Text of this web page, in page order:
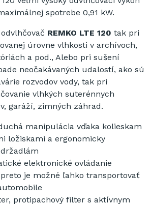
spotrebe 0,91 kW.
REMKO LTE 120 tak pri
úrovne vlhkosti v archívoch,
a pod., Alebo pri sušení
neočakávaných udalostí, ako sú
rozvodov vody, tak pri
vlhkých suterénnych
garáží, zimných záhrad.
manipulácia vďaka kolieskam
ložiskami a ergonomicky
elektronické ovládanie
je možné ľahko transportovať
protipachový filter s aktívnym